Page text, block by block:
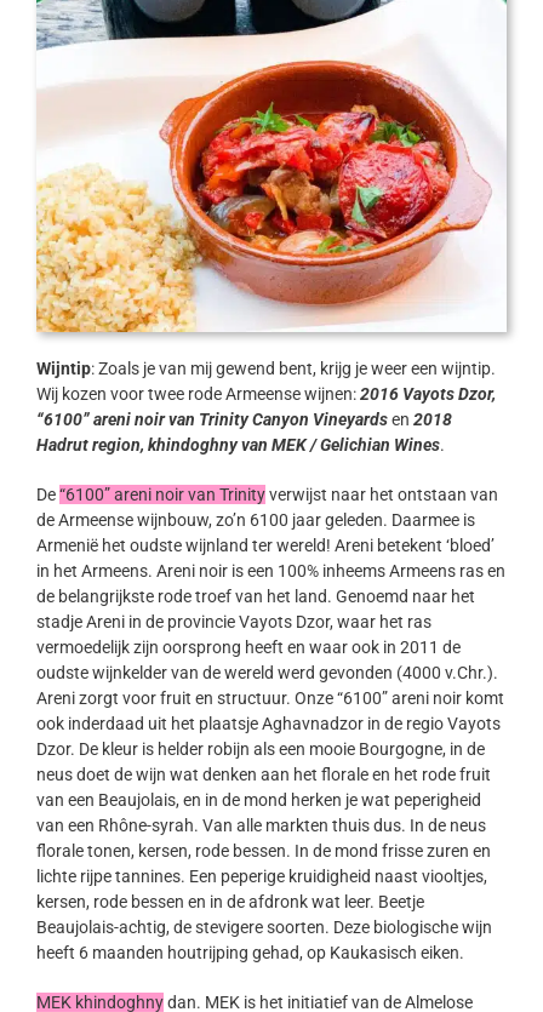
Wijntip: Zoals je van mij gewend bent, krijg je weer een wijntip.
Wij kozen voor twee rode Armeense wijnen:2016 Vayots Dzor,
“6100” areni noir van Trinity Canyon Vineyardsen 2018
Hadrut region, khindoghny van MEK / Gelichian Wines.
De“6100” areni noir van Trinityverwijst naar het ontstaan van
de Armeense wijnbouw, zo’n 6100 jaar geleden. Daarmee is
Armenië het oudste wijnland ter wereld! Areni betekent ‘bloed’
in het Armeens. Areni noir is een 100% inheems Armeens ras en
de belangrijkste rode troef van het land. Genoemd naar het
stadje Areni in de provincie Vayots Dzor, waar het ras
vermoedelijk zijn oorsprong heeft en waar ook in 2011 de
oudste wijnkelder van de wereld werd gevonden (4000 v.Chr.).
Areni zorgt voor fruit en structuur. Onze “6100” areni noir komt
ook inderdaad uit het plaatsje Aghavnadzor in de regio Vayots
Dzor. De kleur is helder robijn als een mooie Bourgogne, in de
neus doet de wijn wat denken aan het florale en het rode fruit
van een Beaujolais, en in de mond herken je wat peperigheid
van een Rhône-syrah. Van alle markten thuis dus. In de neus
florale tonen, kersen, rode bessen. In de mond frisse zuren en
lichte rijpe tannines. Een peperige kruidigheid naast viooltjes,
kersen, rode bessen en in de afdronk wat leer. Beetje
Beaujolais-achtig, de stevigere soorten. Deze biologische wijn
heeft 6 maanden houtrijping gehad, op Kaukasisch eiken.
MEK khindoghnydan. MEK is het initiatief van de Almelose